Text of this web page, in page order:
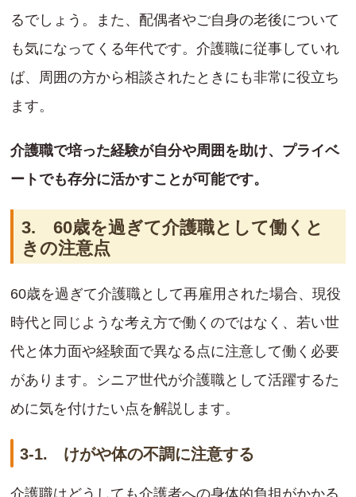
るでしょう。また、配偶者やご自身の老後について
も気になってくる年代です。介護職に従事していれ
ば、周囲の方から相談されたときにも非常に役立ち
ます。
介護職で培った経験が自分や周囲を助け、プライベ
ートでも存分に活かすことが可能です。
3. 60歳を過ぎて介護職として働くと
きの注意点
60歳を過ぎて介護職として再雇用された場合、現役
時代と同じような考え方で働くのではなく、若い世
代と体力面や経験面で異なる点に注意して働く必要
があります。シニア世代が介護職として活躍するた
めに気を付けたい点を解説します。
3-1. けがや体の不調に注意する
介護職はどうしても介護者への身体的負担がかかる